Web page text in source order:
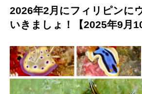
2026年2月にフィリピンに
いきましょ！【2025年9月10